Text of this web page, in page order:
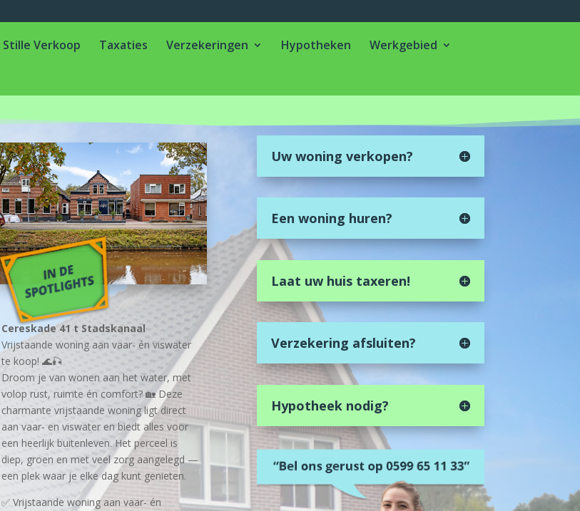
Stille Verkoop Taxaties Verzekeringen Hypotheken
Werkgebied
Cereskade 41 t Stadskanaal
Vrijstaande woning aan vaar- én viswater
te koop! 🌊🎣
Droom je van wonen aan het water, met
volop rust, ruimte én comfort? 🏡 Deze
charmante vrijstaande woning ligt direct
aan vaar- en viswater en biedt alles voor
een heerlijk buitenleven. Het perceel is
diep, groen en met veel zorg aangelegd —
een plek waar je elke dag kunt genieten.
✅ Vrijstaande woning aan vaar- én
Uw woning verkopen?
Een woning huren?
Laat uw huis taxeren!
Verzekering afsluiten?
Hypotheek nodig?